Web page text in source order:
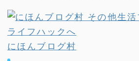
にほんブログ村